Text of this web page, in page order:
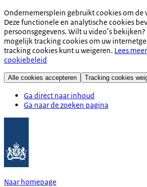
Ondernemersplein gebruikt cookies om de
Deze functionele en analytische cookies
persoonsgegevens. Wilt u video’s
mogelijk tracking cookies om uw
tracking cookies kunt u weigeren. Lees
cookiebeleid
Alle cookies accepteren Tracking cookies
Ga direct naar inhoud
Ga naar de zoeken pagina
Naar homepage